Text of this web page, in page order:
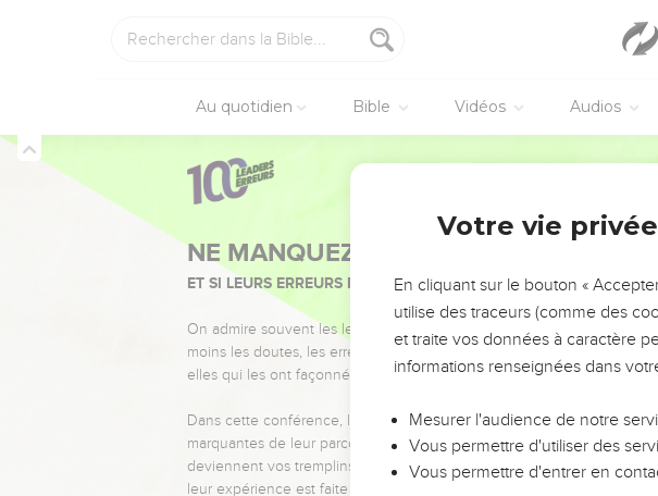
Au quotidien Bible Vidéos Audios
NE MANQUEZ PAS L’ÉVÉNEMENT DE
ET SI LEURS ERREURS POUVAIENT VOUS ÉVITER LES VOTRES ?
On admire souvent les leaders pour leurs réussites, leur impact, leur foi
moins les doutes, les erreurs et les saisons difficiles qu'ils ont traversés,
elles qui les ont façonnés.
Dans cette conférence, leaders, entrepreneurs, et responsables
marquantes de leur parcours et les clés pour avancer avec plus de
deviennent vos tremplins. Que vous guidiez un ministère, une
leur expérience est faite pour vous.
Votre vie
En cliquant sur le bouton «
utilise des traceurs (comme des
et traite vos données à caractère
informations renseignées dans
Mesurer l'audience de notre
Vous permettre d'utiliser des
Vous permettre d'entrer en